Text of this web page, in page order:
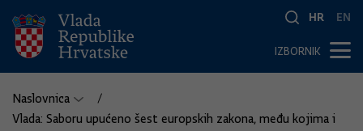
HR EN
IZBORNIK
Naslovnica
Vlada: Saboru upućeno šest europskih zakona, među kojima i